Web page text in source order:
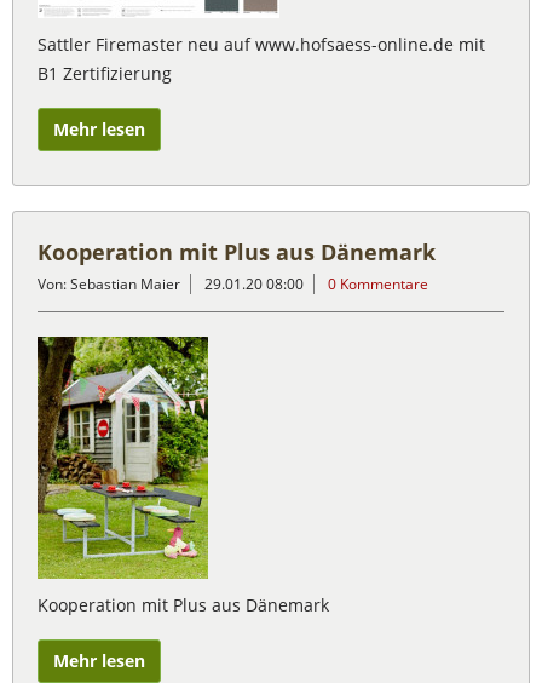
Sattler Firemaster neu auf www.hofsaess-online.de mit
B1 Zertifizierung
Mehr lesen
Kooperation mit Plus aus Dänemark
Von: Sebastian Maier 29.01.20 08:00 0 Kommentare
Kooperation mit Plus aus Dänemark
Mehr lesen